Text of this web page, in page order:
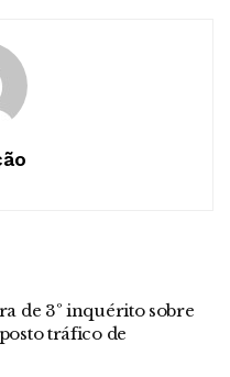
de 3º inquérito sobre
tráfico de